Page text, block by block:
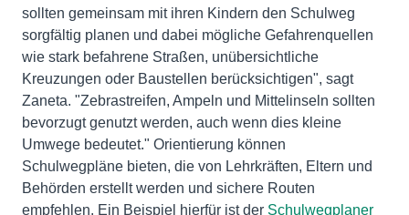
sollten gemeinsam mit ihren Kindern den Schulweg
sorgfältig planen und dabei mögliche Gefahrenquellen
wie stark befahrene Straßen, unübersichtliche
Kreuzungen oder Baustellen berücksichtigen", sagt
Zaneta. "Zebrastreifen, Ampeln und Mittelinseln sollten
bevorzugt genutzt werden, auch wenn dies kleine
Umwege bedeutet." Orientierung können
Schulwegpläne bieten, die von Lehrkräften, Eltern und
Behörden erstellt werden und sichere Routen
empfehlen. Ein Beispiel hierfür ist der Schulwegplaner